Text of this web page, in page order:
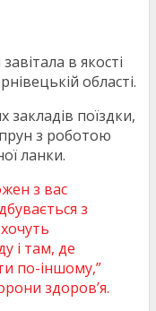
в якості
області.
поїздки,
з роботою
ланки.
з вас
з
і там, де
по-іншому,”
здоров’я.